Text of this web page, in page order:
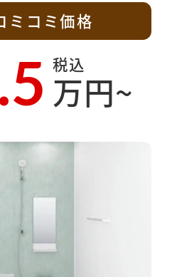
ミコミ価格
税込
万円~